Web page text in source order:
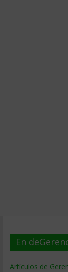
En
Artículos de